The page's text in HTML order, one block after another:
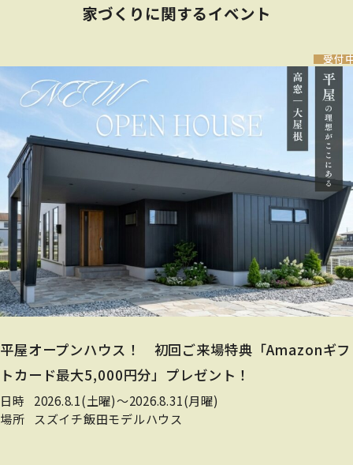
家づくりに関するイベント
受付
平屋オープンハウス！ 初回ご来場特典「Amazonギフ
トカード最大5,000円分」プレゼント！
日時
2026.8.1(土曜)〜2026.8.31(月曜)
場所
スズイチ飯田モデルハウス